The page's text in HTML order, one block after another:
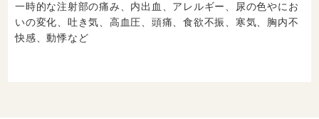
一時的な注射部の痛み、内出血、アレルギー、尿の色やにお
いの変化、吐き気、高血圧、頭痛、食欲不振、寒気、胸内不
快感、動悸など